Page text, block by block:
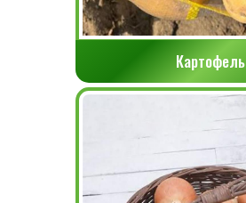
Картофель